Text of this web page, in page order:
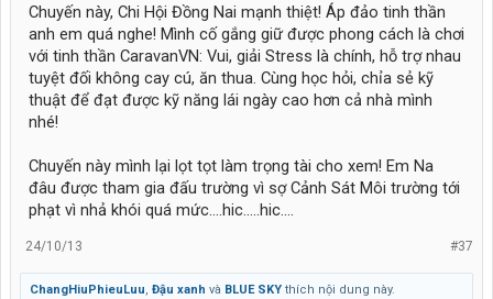
Chuyến này, Chi Hội Đồng Nai mạnh thiệt! Áp đảo tinh thần
anh em quá nghe! Mình cố gắng giữ được phong cách là chơi
với tinh thần CaravanVN: Vui, giải Stress là chính, hỗ trợ nhau
tuyệt đối không cay cú, ăn thua. Cùng học hỏi, chỉa sẻ kỹ
thuật để đạt được kỹ năng lái ngày cao hơn cả nhà mình
nhé!
Chuyến này mình lại lọt tọt làm trọng tài cho xem! Em Na
đâu được tham gia đấu trường vì sợ Cảnh Sát Môi trường tới
phạt vì nhả khói quá mức....hic.....hic....
#37
24/10/13
ChangHiuPhieuLuu Đậu xanh và BLUE SKY thích nội dung này.